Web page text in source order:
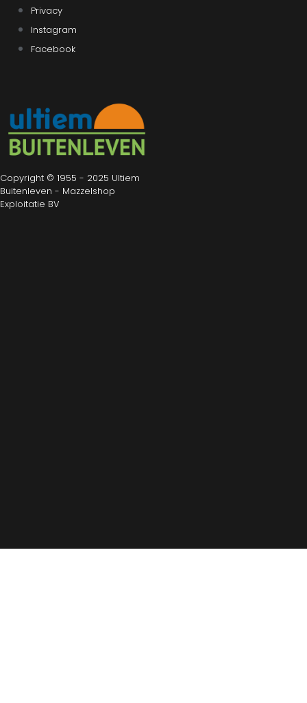
Privacy
Instagram
Facebook
Copyright © 1955 - 2025 Ultiem
Buitenleven - Mazzelshop
Exploitatie BV